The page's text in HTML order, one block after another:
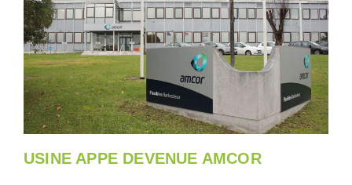
USINE APPE DEVENUE AMCOR